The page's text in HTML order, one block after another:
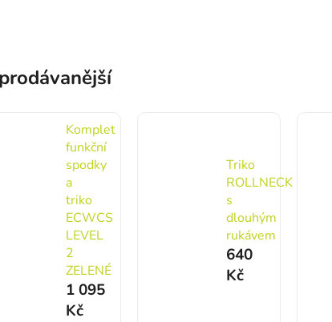
Komplet
funkční
spodky
a
triko
ECWCS
LEVEL
2
ZELENÉ
1 095
Kč
Triko
ROLLNECK
s
dlouhým
rukávem
640
Kč